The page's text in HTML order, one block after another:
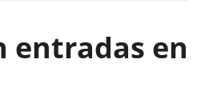
entradas en